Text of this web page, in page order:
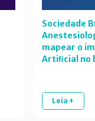
Sociedade
mapear o
Artiﬁcial no
Leia +